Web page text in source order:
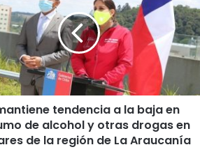
tendencia a la baja en
de alcohol y otras drogas en
de la región de La Araucanía